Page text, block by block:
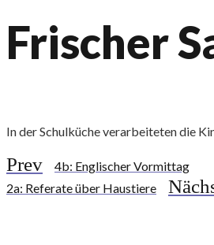
Frischer
In der Schulküche verarbeiteten die
Prev
4b: Englischer Vormittag
2a: Referate über Haustiere